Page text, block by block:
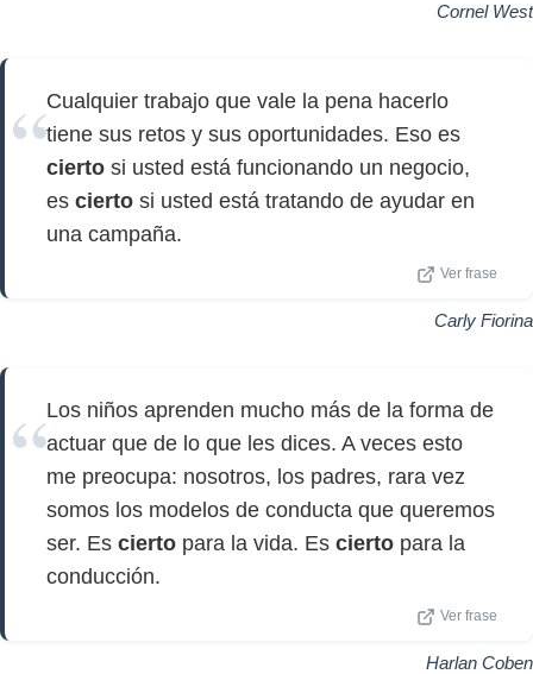
Cornel West
Cualquier trabajo que vale la pena hacerlo
tiene sus retos y sus oportunidades. Eso es
cierto si usted está funcionando un negocio,
es cierto si usted está tratando de ayudar en
una campaña.
Ver frase
Carly Fiorina
Los niños aprenden mucho más de la forma de
actuar que de lo que les dices. A veces esto
me preocupa: nosotros, los padres, rara vez
somos los modelos de conducta que queremos
ser. Es cierto para la vida. Es cierto para la
conducción.
Ver frase
Harlan Coben